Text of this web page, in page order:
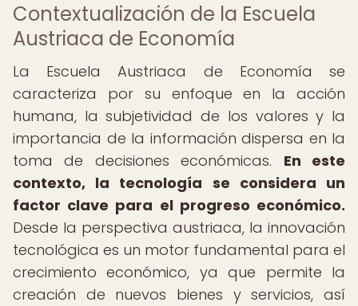
Contextualización de la Escuela
Austriaca de Economía
La Escuela Austriaca de Economía se
caracteriza por su enfoque en la acción
humana, la subjetividad de los valores y la
importancia de la información dispersa en la
toma de decisiones económicas. En este
contexto, la tecnología se considera un
factor clave para el progreso económico.
Desde la perspectiva austriaca, la innovación
tecnológica es un motor fundamental para el
crecimiento económico, ya que permite la
creación de nuevos bienes y servicios, así